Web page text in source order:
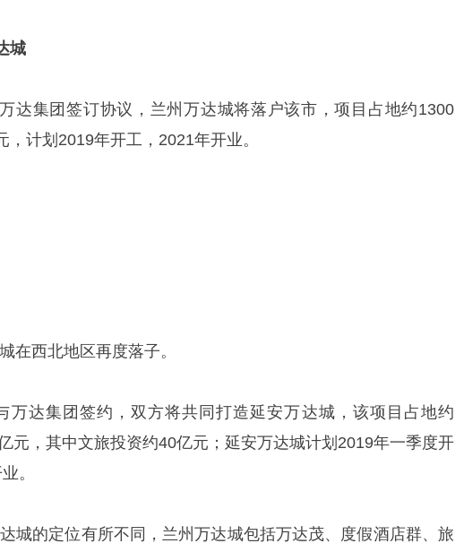
城
达集团签订协议，兰州万达城将落户该市，项目占地约1300
计划2019年开工，2021年开业。
在西北地区再度落子。
万达集团签约，双方将共同打造延安万达城，该项目占地约
元，其中文旅投资约40亿元；延安万达城计划2019年一季度开
。
城的定位有所不同，兰州万达城包括万达茂、度假酒店群、旅